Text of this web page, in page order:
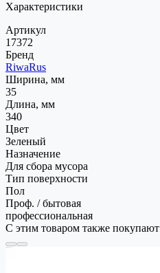
Характеристики
Артикул
17372
Бренд
RiwaRus
Ширина, мм
35
Длина, мм
340
Цвет
Зеленый
Назначение
Для сбора мусора
Тип поверхности
Пол
Проф. / бытовая
профессиональная
С этим товаром также покупают